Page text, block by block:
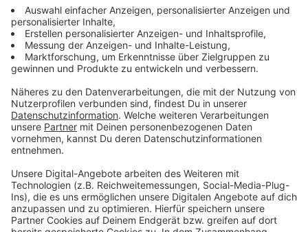
betroffen?
Der Streik betrifft das gesamte Netz der
Rheinbahn, einschließlich Düsseldorf, Kreis
Mettmann, Meerbusch, sowie die Verbindungen
nach Duisburg, Krefeld, Neuss und Ratingen.
4. Sind während des Streiks irgendwelche Rheinbahn-
Dienstleistungen verfügbar?
geschlossen und die Verwaltung ist nur
eingeschränkt erreichbar. Einige Buslinien bleiben
jedoch in Betrieb.